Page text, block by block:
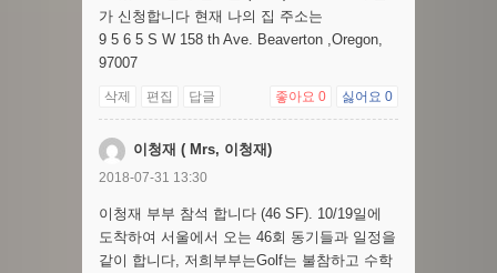
가 신청합니다 현재 나의 집 주소는
9 5 6 5 S W 158 th Ave. Beaverton ,Oregon,
97007
삭제 편집 답글 좋아요 0 싫어요 0
이청재 ( Mrs, 이청재)
2018-07-31 13:30
이청재 부부 참석 합니다 (46 SF). 10/19일에
도착하여 서울에서 오는 46회 동기들과 일정을
같이 합니다, 저희부부는Golf는 불참하고 수학